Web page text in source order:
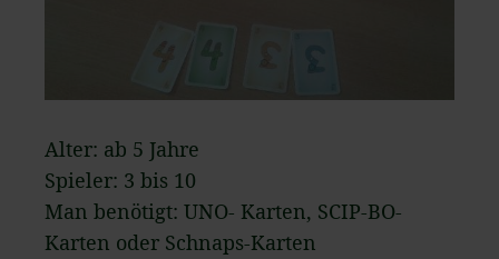
Alter: ab 5 Jahre
Spieler: 3 bis 10
Man benötigt: UNO- Karten, SCIP-BO-
Karten oder Schnaps-Karten